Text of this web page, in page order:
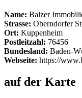
Name: Balzer
Strasse: Oberndorfer
Ort: Kuppenheim
Postleitzahl: 76456
Bundesland: Baden-
Webseite: https://
auf der Karte